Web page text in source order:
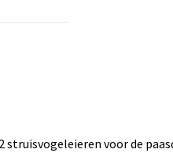
struisvogeleieren voor de